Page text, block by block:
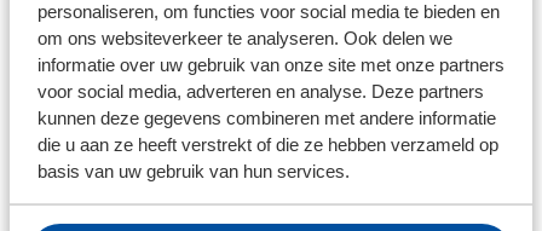
personaliseren, om functies voor social media te bieden en
om ons websiteverkeer te analyseren. Ook delen we
informatie over uw gebruik van onze site met onze partners
voor social media, adverteren en analyse. Deze partners
kunnen deze gegevens combineren met andere informatie
die u aan ze heeft verstrekt of die ze hebben verzameld op
basis van uw gebruik van hun services.